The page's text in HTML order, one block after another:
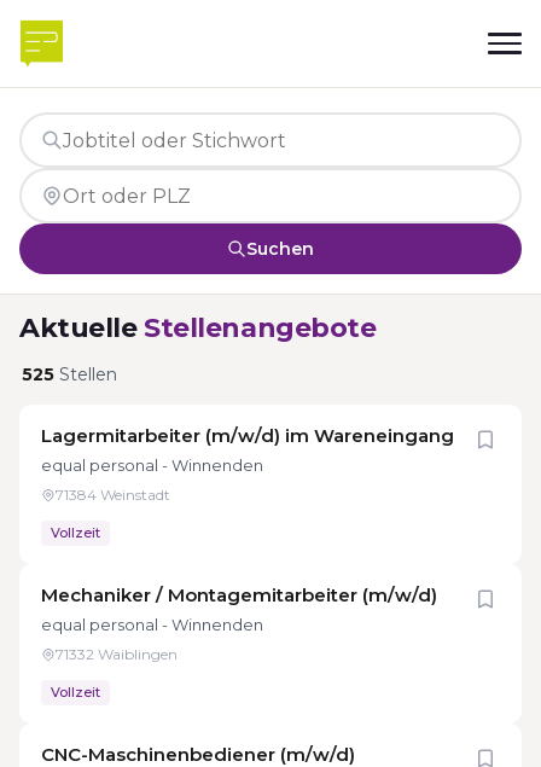
Suchen
Aktuelle Stellenangebote
525 Stellen
Lagermitarbeiter (m/w/d) im Wareneingang
equal personal - Winnenden
71384 Weinstadt
Vollzeit
Mechaniker / Montagemitarbeiter (m/w/d)
equal personal - Winnenden
71332 Waiblingen
Vollzeit
CNC-Maschinenbediener (m/w/d)